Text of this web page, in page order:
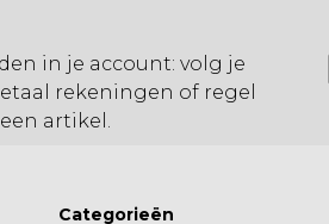
in je account: volg je
rekeningen of regel
artikel.
Categorieën